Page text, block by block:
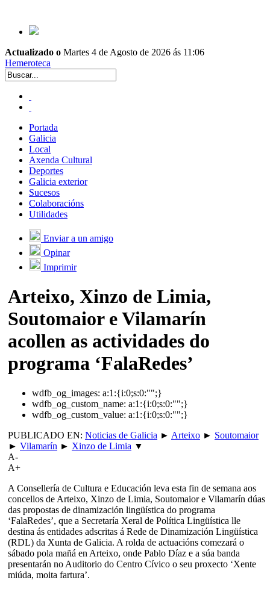
Actualizado o Martes 4 de Agosto de 2026 ás 11:06
Hemeroteca
Portada
Galicia
Local
Axenda Cultural
Deportes
Galicia exterior
Sucesos
Colaboracións
Utilidades
Enviar a un amigo
Opinar
Imprimir
Arteixo, Xinzo de Limia,
Soutomaior e Vilamarín
acollen as actividades do
programa ‘FalaRedes’
wdfb_og_images: a:1:{i:0;s:0:"";}
wdfb_og_custom_name: a:1:{i:0;s:0:"";}
wdfb_og_custom_value: a:1:{i:0;s:0:"";}
PUBLICADO EN: Noticias de Galicia ► Arteixo ► Soutomaior
► Vilamarín ► Xinzo de Limia ▼
A-
A+
A Consellería de Cultura e Educación leva esta fin de semana aos
concellos de Arteixo, Xinzo de Limia, Soutomaior e Vilamarín dúas
das propostas de dinamización lingüística do programa
‘FalaRedes’, que a Secretaría Xeral de Política Lingüística lle
destina ás entidades adscritas á Rede de Dinamización Lingüística
(RDL) da Xunta de Galicia. A rolda de actuacións comezará o
sábado pola mañá en Arteixo, onde Pablo Díaz e a súa banda
presentarán no Auditorio do Centro Cívico o seu proxecto ‘Xente
miúda, moita fartura’.